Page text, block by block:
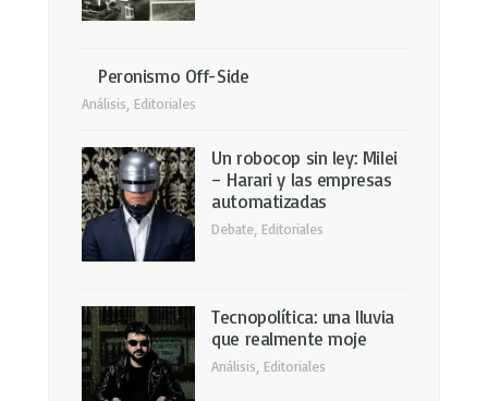
Peronismo Off-Side
Análisis, Editoriales
Un robocop sin ley: Milei
– Harari y las empresas
automatizadas
Debate, Editoriales
Tecnopolítica: una lluvia
que realmente moje
Análisis Editoriales